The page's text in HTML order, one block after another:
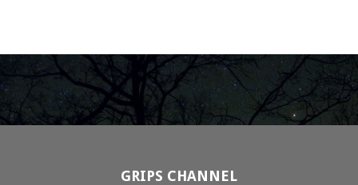
GRIPS CHANNEL